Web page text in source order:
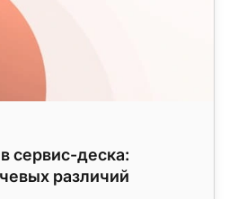
сервис-деска:
различий